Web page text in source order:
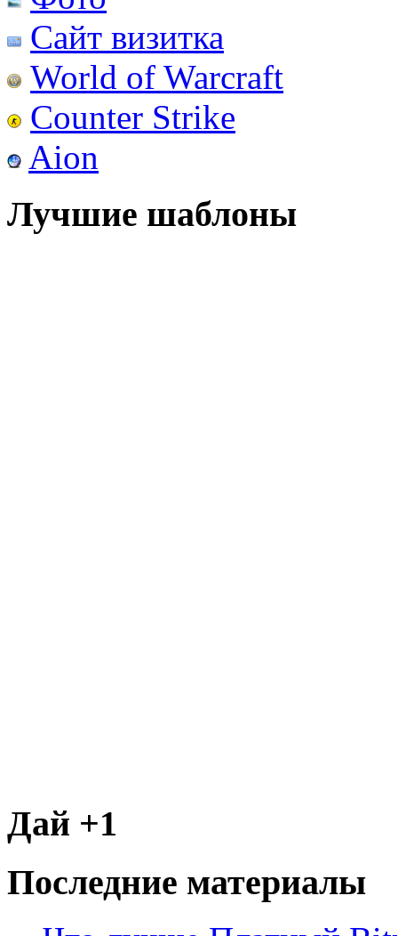
Сайт визитка
World of Warcraft
Counter Strike
Aion
Лучшие шаблоны
Дай +1
Последние материалы